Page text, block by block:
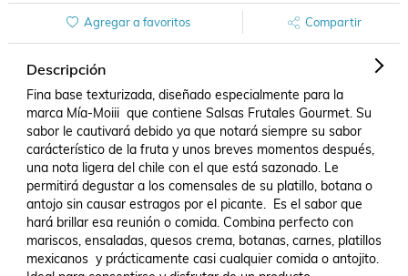
Agregar a favoritos Compartir
Descripción
Fina base texturizada, diseñado especialmente para la
marca Mía-Moiii  que contiene Salsas Frutales Gourmet. Su
sabor le cautivará debido ya que notará siempre su sabor
carácterístico de la fruta y unos breves momentos después,
una nota ligera del chile con el que está sazonado. Le
permitirá degustar a los comensales de su platillo, botana o
antojo sin causar estragos por el picante.  Es el sabor que
hará brillar esa reunión o comida. Combina perfecto con
mariscos, ensaladas, quesos crema, botanas, carnes, platillos
mexicanos  y prácticamente casi cualquier comida o antojito.